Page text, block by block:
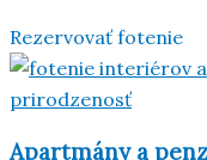
Rezervovať fotenie
Apartmány a